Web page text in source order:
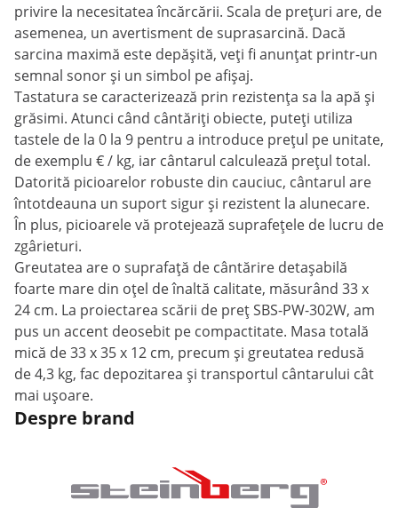
privire la necesitatea încărcării. Scala de prețuri are, de
asemenea, un avertisment de suprasarcină. Dacă
sarcina maximă este depășită, veți fi anunțat printr-un
semnal sonor și un simbol pe afișaj.
Tastatura se caracterizează prin rezistența sa la apă și
grăsimi. Atunci când cântăriți obiecte, puteți utiliza
tastele de la 0 la 9 pentru a introduce prețul pe unitate,
de exemplu € / kg, iar cântarul calculează prețul total.
Datorită picioarelor robuste din cauciuc, cântarul are
întotdeauna un suport sigur și rezistent la alunecare.
În plus, picioarele vă protejează suprafețele de lucru de
zgârieturi.
Greutatea are o suprafață de cântărire detașabilă
foarte mare din oțel de înaltă calitate, măsurând 33 x
24 cm. La proiectarea scării de preț SBS-PW-302W, am
pus un accent deosebit pe compactitate. Masa totală
mică de 33 x 35 x 12 cm, precum și greutatea redusă
de 4,3 kg, fac depozitarea și transportul cântarului cât
mai ușoare.
Despre brand